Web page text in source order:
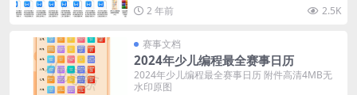
2 年前
2.5K
赛事文档
2024年少儿编程最全赛事日历
2024年少儿编程最全赛事日历 附件高清4MB无
水印原图